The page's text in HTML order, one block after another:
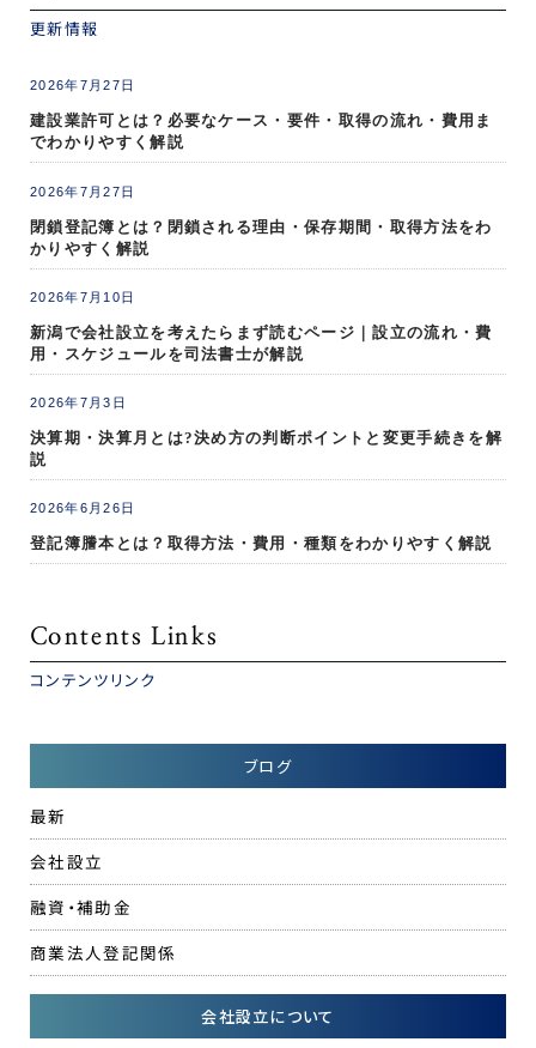
更新情報
2026年7月27日
建設業許可とは？必要なケース・要件・取得の流れ・費用ま
でわかりやすく解説
2026年7月27日
閉鎖登記簿とは？閉鎖される理由・保存期間・取得方法をわ
かりやすく解説
2026年7月10日
新潟で会社設立を考えたらまず読むページ｜設立の流れ・費
用・スケジュールを司法書士が解説
2026年7月3日
決算期・決算月とは?決め方の判断ポイントと変更手続きを解
説
2026年6月26日
登記簿謄本とは？取得方法・費用・種類をわかりやすく解説
Contents Links
コンテンツリンク
ブログ
最新
会社設立
融資・補助金
商業法人登記関係
会社設立について